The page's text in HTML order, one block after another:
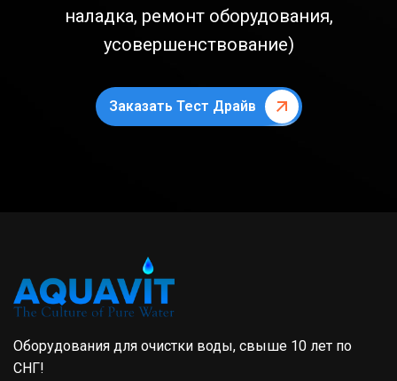
наладка, ремонт оборудования,
усовершенствование)
Заказать Тест Драйв
Оборудования для очистки воды, свыше 10 лет по
СНГ!